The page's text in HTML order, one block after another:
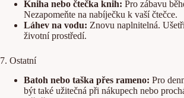
Kniha nebo čtečka knih: Pro zábavu
Nezapomeňte na nabíječku k vaší čtečce.
Láhev na vodu: Znovu naplnitelná.
životní prostředí.
7. Ostatní
Batoh nebo taška přes rameno: Pro
být také užitečná při nákupech nebo